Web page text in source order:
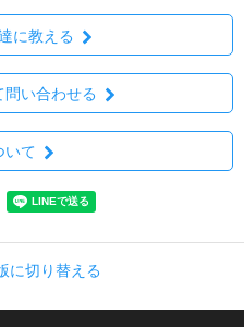
に教える
問い合わせる
いて
に切り替える